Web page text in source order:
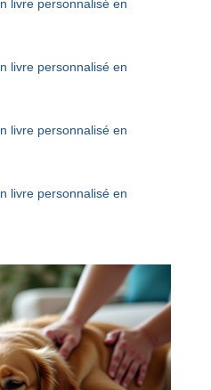
livre personnalisé en
livre personnalisé en
livre personnalisé en
livre personnalisé en